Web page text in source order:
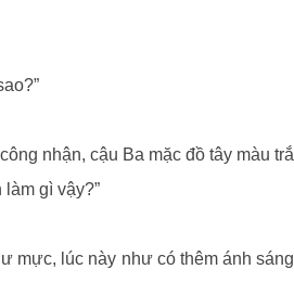
nhận, cậu Ba mặc đồ tây màu
gì vậy?”
mực, lúc này như có thêm ánh